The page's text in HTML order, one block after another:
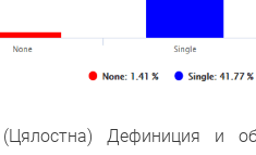
Дефиниция и